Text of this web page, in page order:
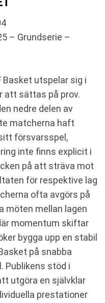
– Grundserie –
Basket utspelar sig i
att sättas på prov.
nedre delen av
matcherna haft
försvarsspel,
inte finns explicit i
på att sträva mot
för respektive lag
ofta avgörs på
möten mellan lagen
momentum skiftar
bygga upp en stabil
på snabba
Publikens stöd i
utgöra en självklar
prestationer